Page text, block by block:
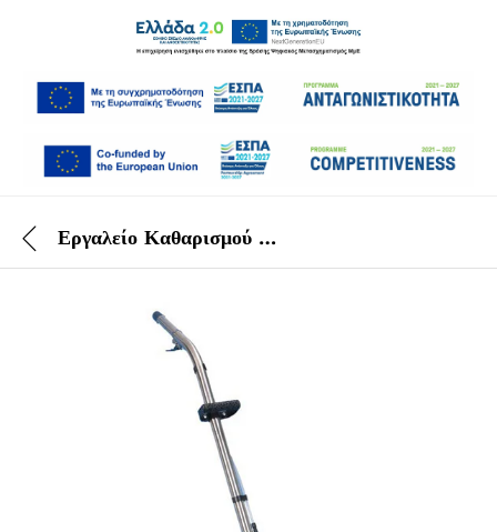
Εργαλείο Καθαρισμού Σκληρών Δαπέδων Taski Procarpet 30/45